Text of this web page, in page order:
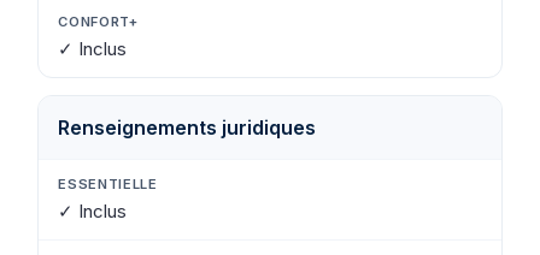
✓ Inclus
Renseignements juridiques
✓ Inclus